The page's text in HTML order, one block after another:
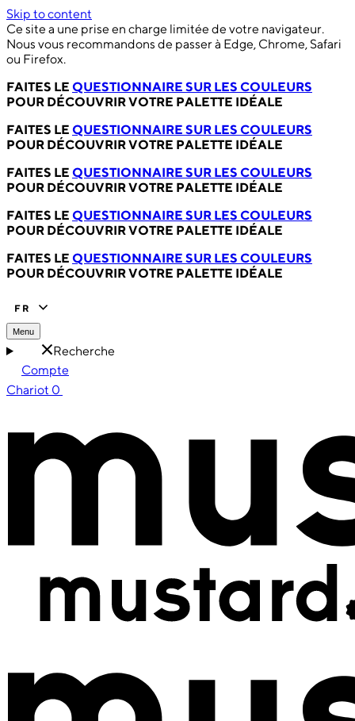
Skip to content
Ce site a une prise en charge limitée de votre navigateur.
Nous vous recommandons de passer à Edge, Chrome, Safari
ou Firefox.
FAITES LE QUESTIONNAIRE SUR LES COULEURS
POUR DÉCOUVRIR VOTRE PALETTE IDÉALE
FAITES LE QUESTIONNAIRE SUR LES COULEURS
POUR DÉCOUVRIR VOTRE PALETTE IDÉALE
FAITES LE QUESTIONNAIRE SUR LES COULEURS
POUR DÉCOUVRIR VOTRE PALETTE IDÉALE
FAITES LE QUESTIONNAIRE SUR LES COULEURS
POUR DÉCOUVRIR VOTRE PALETTE IDÉALE
FAITES LE QUESTIONNAIRE SUR LES COULEURS
POUR DÉCOUVRIR VOTRE PALETTE IDÉALE
FR
Menu
Recherche
Compte
Chariot 0